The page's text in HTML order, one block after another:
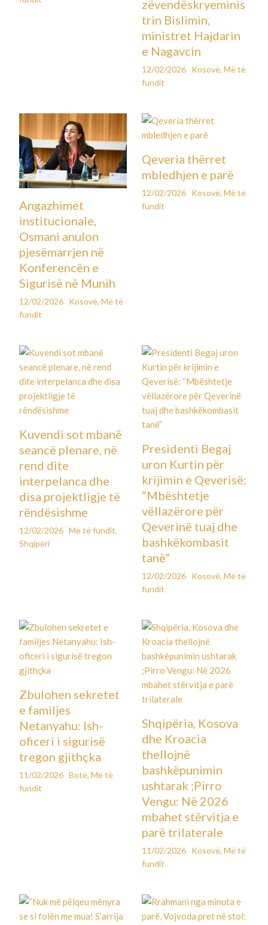
zëvendëskryeminis
trin Bislimin,
ministret Hajdarin
e Nagavcin
12/02/2026 Kosovë, Më të
fundit
Angazhimet
institucionale,
Osmani anulon
pjesëmarrjen në
Konferencën e
Sigurisë në Munih
12/02/2026 Kosovë,Më të
fundit
Qeveria thërret
mbledhjen e parë
12/02/2026 Kosovë, Më të
fundit
Kuvendi sot mbanë
seancë plenare, në
rend dite
interpelanca dhe
disa projektligje të
rëndësishme
12/02/2026 Më të fundit,
Shqipëri
Presidenti Begaj
uron Kurtin për
krijimin e Qeverisë:
“Mbështetje
vëllazërore për
Qeverinë tuaj dhe
bashkëkombasit
tanë”
12/02/2026 Kosovë, Më të
fundit
Zbulohen sekretet
e familjes
Netanyahu: Ish-
oficeri i sigurisë
tregon gjithçka
11/02/2026 Botë,Më të
fundit
Shqipëria, Kosova
dhe Kroacia
thellojnë
bashkëpunimin
ushtarak ;Pirro
Vengu: Në 2026
mbahet stërvitja e
parë trilaterale
11/02/2026 Kosovë, Më të
fundit